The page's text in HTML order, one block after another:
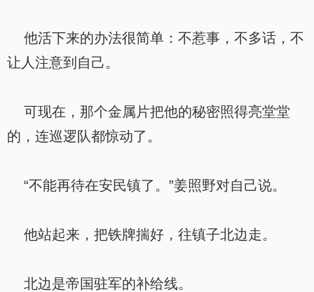
他活下来的办法很简单：不惹事，不多话，不
让人注意到自己。
可现在，那个金属片把他的秘密照得亮堂堂
的，连巡逻队都惊动了。
“不能再待在安民镇了。”姜照野对自己说。
他站起来，把铁牌揣好，往镇子北边走。
北边是帝国驻军的补给线。